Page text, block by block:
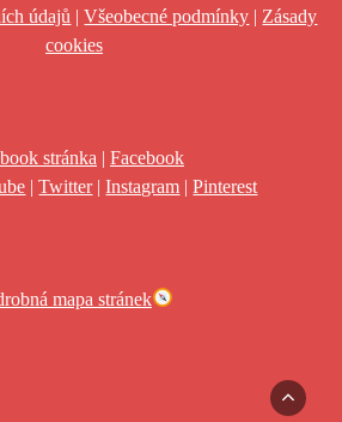
údajů |Všeobecné podmínky | Zásady
cookies
stránka | Facebook
|Twitter|Instagram |Pinterest
mapa stránek